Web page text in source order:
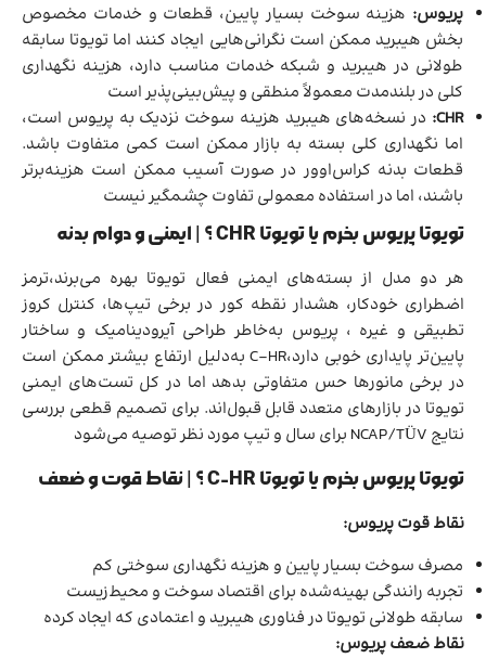
پریوس: هزینه سوخت بسیار پایین، قطعات و خدمات مخصوص
بخش هیبرید ممکن است نگرانی‌هایی ایجاد کنند اما تویوتا سابقه
طولانی در هیبرید و شبکه خدمات مناسب دارد، هزینه نگهداری
کلی در بلندمدت معمولاً منطقی و پیش‌بینی‌پذیر است
CHR: در نسخه‌های هیبرید هزینه سوخت نزدیک به پریوس است،
اما نگهداری کلی بسته به بازار ممکن است کمی متفاوت باشد.
قطعات بدنه کراس‌اوور در صورت آسیب ممکن است هزینه‌برتر
باشند، اما در استفاده معمولی تفاوت چشمگیر نیست
تویوتا پریوس بخرم یا تویوتا CHR ؟ | ایمنی و دوام بدنه
هر دو مدل از بسته‌های ایمنی فعال تویوتا بهره می‌برند،ترمز
اضطراری خودکار، هشدار نقطه کور در برخی تیپ‌ها، کنترل کروز
تطبیقی و غیره ، پریوس به‌خاطر طراحی آیرودینامیک و ساختار
پایین‌تر پایداری خوبی دارد،C-HR به‌دلیل ارتفاع بیشتر ممکن است
در برخی مانورها حس متفاوتی بدهد اما در کل تست‌های ایمنی
تویوتا در بازارهای متعدد قابل قبول‌اند. برای تصمیم قطعی بررسی
نتایج NCAP/TÜV برای سال و تیپ مورد نظر توصیه می‌شود
تویوتا پریوس بخرم یا تویوتا C-HR ؟ | نقاط قوت و ضعف
نقاط قوت پریوس:
مصرف سوخت بسیار پایین و هزینه نگهداری سوختی کم
تجربه رانندگی بهینه‌شده برای اقتصاد سوخت و محیط‌زیست
سابقه طولانی تویوتا در فناوری هیبرید و اعتمادی که ایجاد کرده
نقاط ضعف پریوس: